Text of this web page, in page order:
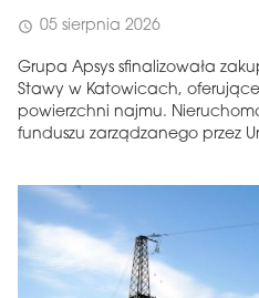
schedule 05 sierpnia 2026
Grupa Apsys sfinalizowała
Stawy w Katowicach,
powierzchni najmu.
funduszu zarządzanego przez